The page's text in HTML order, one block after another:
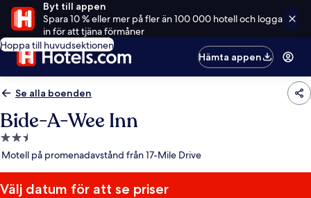
Byt till appen
Spara 10 % eller mer på fler än 100 000 hotell och logga
in för att tjäna förmåner
Hoppa till huvudsektionen
Hämta appen
Se alla boenden
Bide-A-Wee Inn
2.5-
stjärnigt
Motell på promenadavstånd från 17-Mile Drive
Välj datum för att se priser